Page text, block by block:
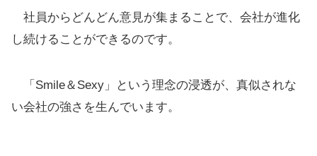
社員からどんどん意見が集まることで、会社が進化
し続けることができるのです。
「Smile＆Sexy」という理念の浸透が、真似されな
い会社の強さを生んでいます。